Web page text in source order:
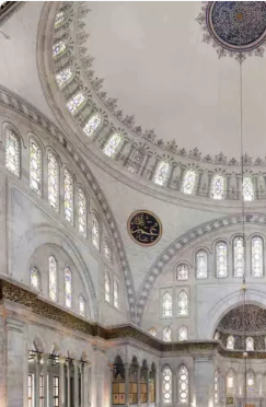
Referans
Giresun Eynesil Yeşil
Camii